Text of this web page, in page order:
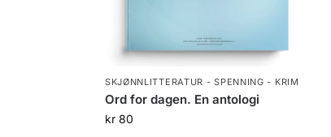
SKJØNNLITTERATUR - SPENNING - KRIM
Ord for dagen. En antologi
kr80